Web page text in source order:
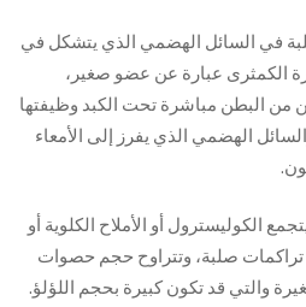
في السائل الهضمي الذي يتشكل في
الكمثرى عبارة عن عضو صغير،
من البطن مباشرة تحت الكبد وظيفتها
الهضمي الذي يفرز إلى الأمعاء
الكوليسترول أو الأملاح الكلوية أو
صلبة، وتتراوح حجم حصوات
والتي قد تكون كبيرة بحجم اللؤلؤ.